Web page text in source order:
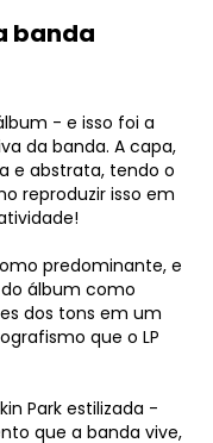
banda
- e isso foi a
da banda. A capa,
e abstrata, tendo o
reproduzir isso em
predominante, e
álbum como
dos tons em um
que o LP
Park estilizada -
que a banda vive,